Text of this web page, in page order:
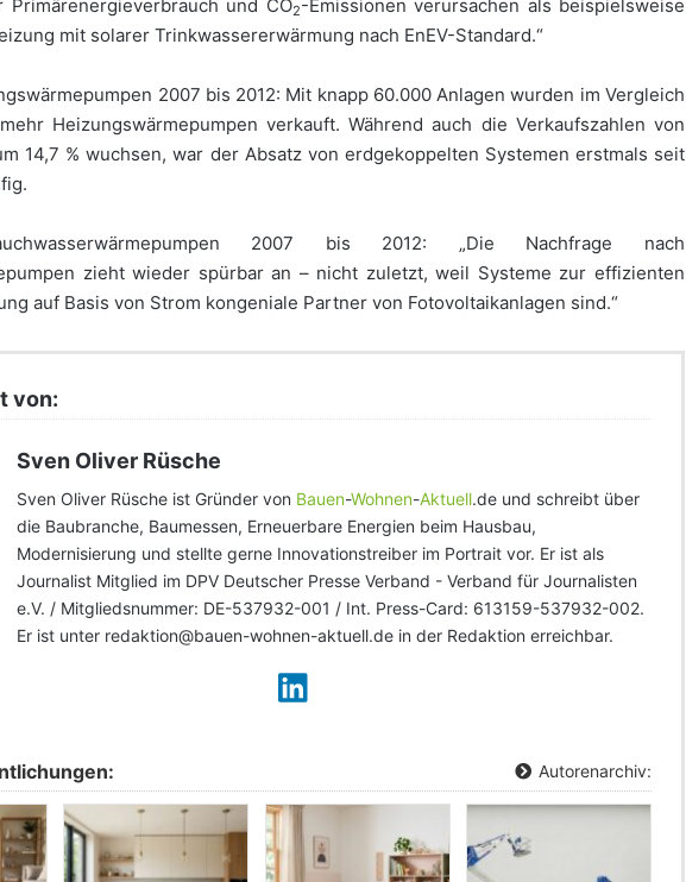
und CO2-Emissionen verursachen als beispielsweise
mit solarer Trinkwassererwärmung nach EnEV-Standard.“
2007 bis 2012: Mit knapp 60.000 Anlagen wurden im Vergleich
Heizungswärmepumpen verkauft. Während auch die Verkaufszahlen von
14,7 % wuchsen, war der Absatz von erdgekoppelten Systemen erstmals seit
2007 bis 2012: „Die Nachfrage nach
zieht wieder spürbar an – nicht zuletzt, weil Systeme zur effizienten
auf Basis von Strom kongeniale Partner von Fotovoltaikanlagen sind.“
von:
Sven Oliver Rüsche
Sven Oliver Rüsche ist Gründer von Bauen-Wohnen-Aktuell.de und schreibt über
die Baubranche, Baumessen, Erneuerbare Energien beim Hausbau,
Modernisierung und stellte gerne Innovationstreiber im Portrait vor. Er ist als
Journalist Mitglied im DPV Deutscher Presse Verband - Verband für Journalisten
e.V. / Mitgliedsnummer: DE-537932-001 / Int. Press-Card: 613159-537932-002.
Er ist unter redaktion@bauen-wohnen-aktuell.de in der Redaktion erreichbar.
Autorenarchiv: